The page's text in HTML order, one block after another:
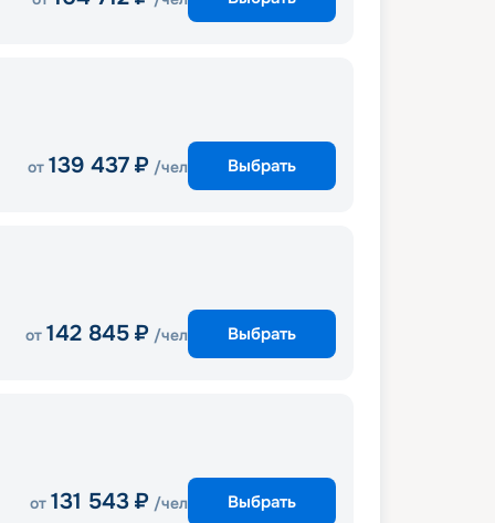
от 139 437 ₽ /чел Выбрать
от 142 845 ₽ /чел Выбрать
от 131 543 ₽ /чел Выбрать